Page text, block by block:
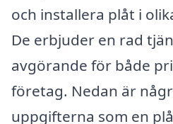
och installera plåt i
De erbjuder en rad
avgörande för både
företag. Nedan är
uppgifterna som en